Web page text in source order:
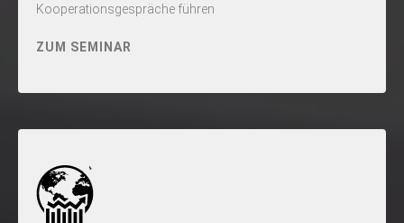
Kooperationsgespräche führen
ZUM SEMINAR